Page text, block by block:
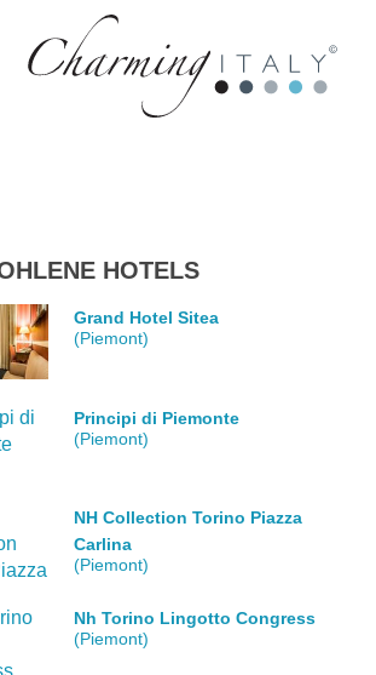
HOTELS
Grand Hotel Sitea
(Piemont)
Principi di Piemonte
(Piemont)
NH Collection Torino Piazza
Carlina
(Piemont)
Nh Torino Lingotto Congress
(Piemont)